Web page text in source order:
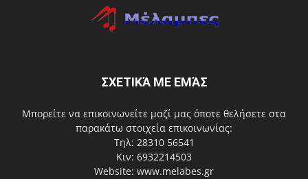
ΣΧΕΤΙΚΆ ΜΕ ΕΜΆΣ
Μπορείτε να επικοινωνείτε μαζί μας όποτε θελήσετε στα
παρακάτω στοιχεία επικοινωνίας:
Τηλ: 28310 56541
Κιν: 6932214503
Website: www.melabes.gr